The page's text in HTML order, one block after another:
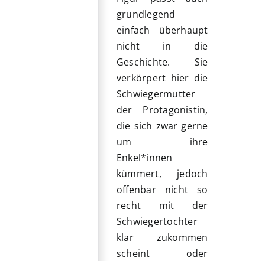
grundlegend
einfach überhaupt
nicht in die
Geschichte. Sie
verkörpert hier die
Schwiegermutter
der Protagonistin,
die sich zwar gerne
um ihre
Enkel*innen
kümmert, jedoch
offenbar nicht so
recht mit der
Schwiegertochter
klar zukommen
scheint oder